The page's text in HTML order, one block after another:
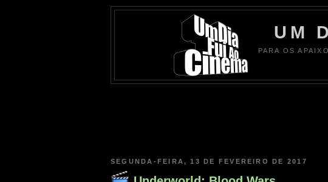
UM
PARA OS
SEGUNDA-FEIRA, 13 DE FEVEREIRO DE 2017